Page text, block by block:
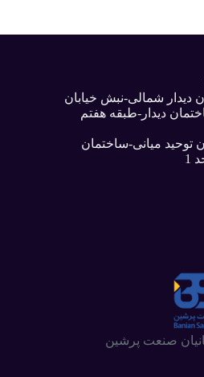
دیدار شمالی-نبش خیابان
دیدار-طبقه هفتم
توحید میانی-ساختمان
1
صنعت پرشین